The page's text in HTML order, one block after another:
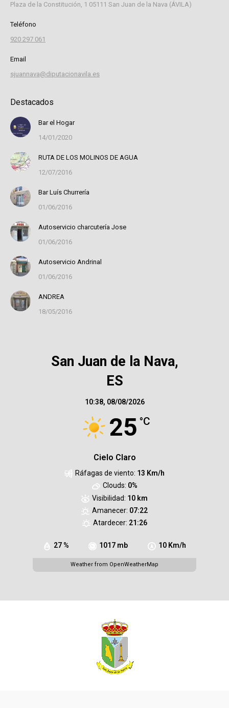
Plaza de la Constitución, 1 05111 San Juan de la Nava (ÁVILA)
Teléfono
920 297 061
Email
sjuannava@diputacionavila.es
Destacados
Bar el Hogar
14/01/2020
RUTA DE LOS MOLINOS DE AGUA
12/07/2016
Bar Luís Churrería
01/06/2016
Autoservicio charcutería Jose
01/06/2016
Autoservicio Andrinal
01/06/2016
ANDREA
18/05/2016
San Juan de la Nava,
ES
10:38, 08/08/2026
25 °C
Cielo Claro
27 % 1017 mb 10 Km/h
Ráfagas de viento: 13 Km/h
Clouds: 0%
Visibilidad: 10 km
Amanecer: 07:22
Atardecer: 21:26
Weather from OpenWeatherMap